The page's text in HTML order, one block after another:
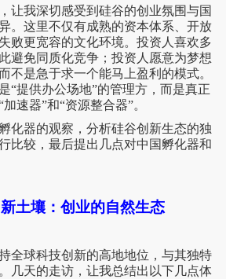
让我深切感受到硅谷的创业氛围与国
。这里不仅有成熟的资本体系、开放
败更宽容的文化环境。投资人喜欢多
避免同质化竞争；投资人愿意为梦想
不是急于求一个能马上盈利的模式。
“提供办公场地”的管理方，而是真正
速器”和“资源整合器”。
化器的观察，分析硅谷创新生态的独
比较，最后提出几点对中国孵化器和
土壤：创业的自然生态
全球科技创新的高地地位，与其独特
几天的走访，让我总结出以下几点体